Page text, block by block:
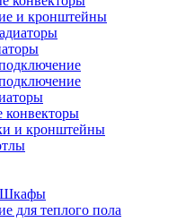
и кронштейны
конвекторы
и кронштейны
Шкафы
для теплого пола